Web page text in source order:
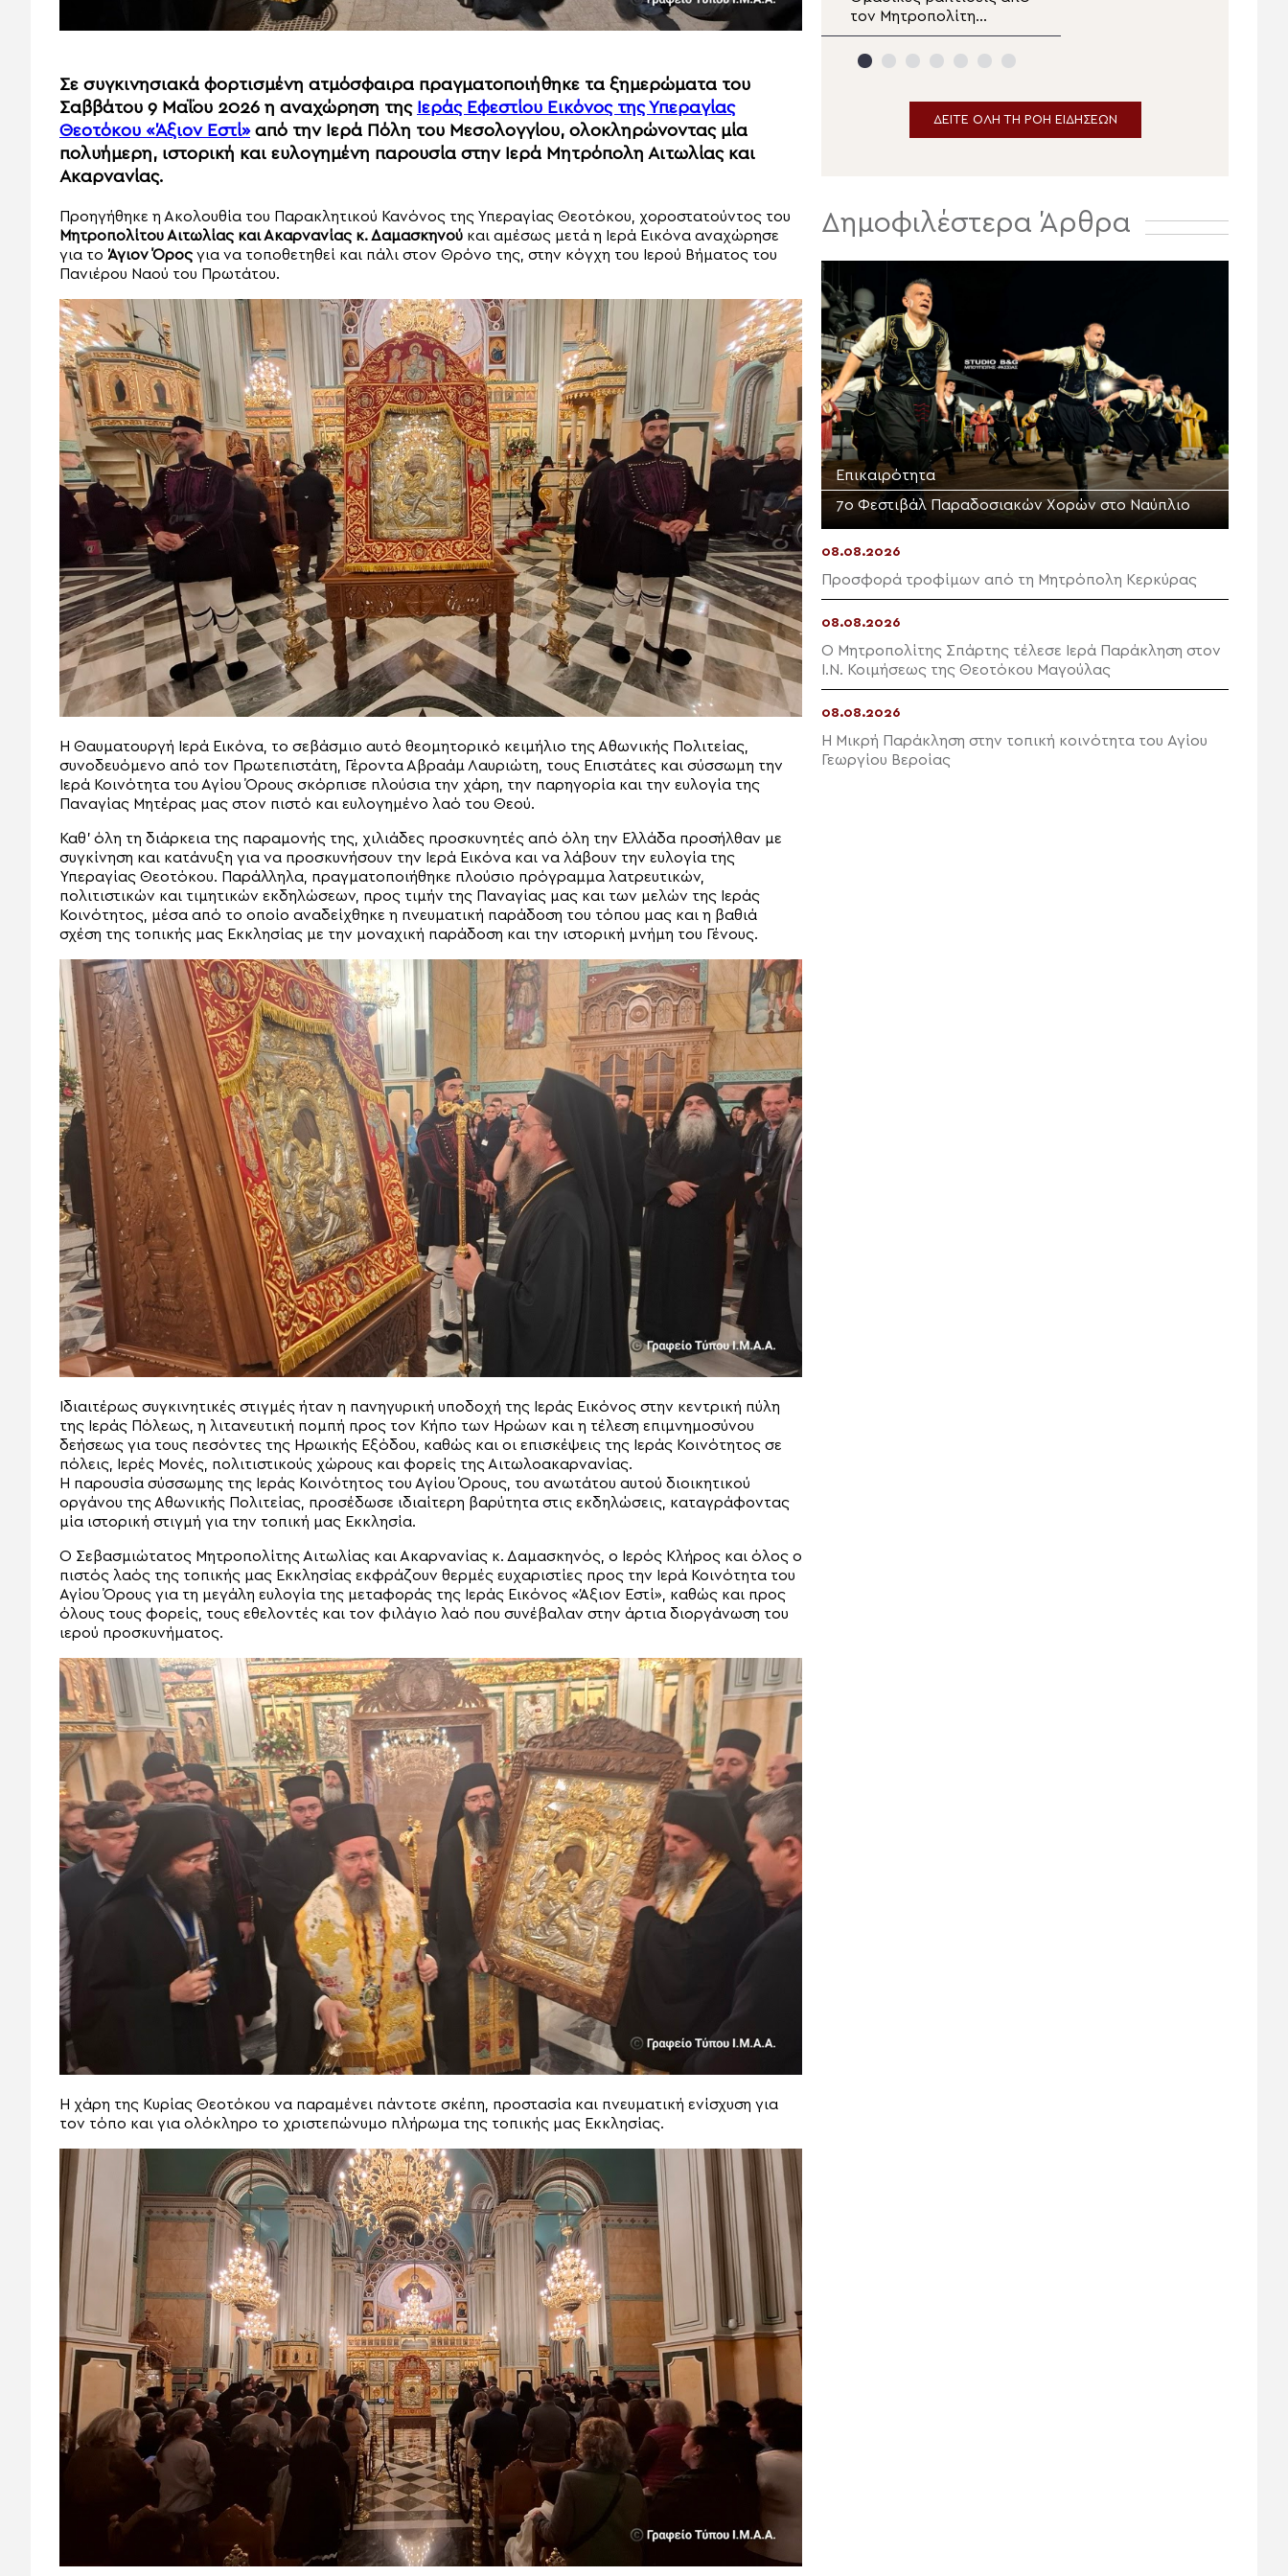
Σε συγκινησιακά φορτισμένη ατμόσφαιρα πραγματοποιήθηκε τα ξημερώματα του
Σαββάτου 9 Μαΐου 2026 η αναχώρηση της Ιεράς Εφεστίου Εικόνος της Υπεραγίας
Θεοτόκου «Άξιον Εστί»από την Ιερά Πόλη του Μεσολογγίου, ολοκληρώνοντας μία
πολυήμερη, ιστορική και ευλογημένη παρουσία στην Ιερά Μητρόπολη Αιτωλίας και
Ακαρνανίας.
Προηγήθηκε η Ακολουθία του Παρακλητικού Κανόνος της Υπεραγίας Θεοτόκου, χοροστατούντος του
Μητροπολίτου Αιτωλίας και Ακαρνανίας κ. Δαμασκηνού και αμέσως μετά η Ιερά Εικόνα αναχώρησε
για το Άγιον Όρος για να τοποθετηθεί και πάλι στον Θρόνο της, στην κόγχη του Ιερού Βήματος του
Πανιέρου Ναού του Πρωτάτου.
Η Θαυματουργή Ιερά Εικόνα, το σεβάσμιο αυτό θεομητορικό κειμήλιο της Αθωνικής Πολιτείας,
συνοδευόμενο από τον Πρωτεπιστάτη, Γέροντα Αβραάμ Λαυριώτη, τους Επιστάτες και σύσσωμη την
Ιερά Κοινότητα του Αγίου Όρους σκόρπισε πλούσια την χάρη, την παρηγορία και την ευλογία της
Παναγίας Μητέρας μας στον πιστό και ευλογημένο λαό του Θεού.
Καθ’ όλη τη διάρκεια της παραμονής της, χιλιάδες προσκυνητές από όλη την Ελλάδα προσήλθαν με
συγκίνηση και κατάνυξη για να προσκυνήσουν την Ιερά Εικόνα και να λάβουν την ευλογία της
Υπεραγίας Θεοτόκου. Παράλληλα, πραγματοποιήθηκε πλούσιο πρόγραμμα λατρευτικών,
πολιτιστικών και τιμητικών εκδηλώσεων, προς τιμήν της Παναγίας μας και των μελών της Ιεράς
Κοινότητος, μέσα από το οποίο αναδείχθηκε η πνευματική παράδοση του τόπου μας και η βαθιά
σχέση της τοπικής μας Εκκλησίας με την μοναχική παράδοση και την ιστορική μνήμη του Γένους.
Ιδιαιτέρως συγκινητικές στιγμές ήταν η πανηγυρική υποδοχή της Ιεράς Εικόνος στην κεντρική πύλη
της Ιεράς Πόλεως, η λιτανευτική πομπή προς τον Κήπο των Ηρώων και η τέλεση επιμνημοσύνου
δεήσεως για τους πεσόντες της Ηρωικής Εξόδου, καθώς και οι επισκέψεις της Ιεράς Κοινότητος σε
πόλεις, Ιερές Μονές, πολιτιστικούς χώρους και φορείς της Αιτωλοακαρνανίας.
Η παρουσία σύσσωμης της Ιεράς Κοινότητος του Αγίου Όρους, του ανωτάτου αυτού διοικητικού
οργάνου της Αθωνικής Πολιτείας, προσέδωσε ιδιαίτερη βαρύτητα στις εκδηλώσεις, καταγράφοντας
μία ιστορική στιγμή για την τοπική μας Εκκλησία.
Ο Σεβασμιώτατος Μητροπολίτης Αιτωλίας και Ακαρνανίας κ. Δαμασκηνός, ο Ιερός Κλήρος και όλος ο
πιστός λαός της τοπικής μας Εκκλησίας εκφράζουν θερμές ευχαριστίες προς την Ιερά Κοινότητα του
Αγίου Όρους για τη μεγάλη ευλογία της μεταφοράς της Ιεράς Εικόνος «Άξιον Εστί», καθώς και προς
όλους τους φορείς, τους εθελοντές και τον φιλάγιο λαό που συνέβαλαν στην άρτια διοργάνωση του
ιερού προσκυνήματος.
Η χάρη της Κυρίας Θεοτόκου να παραμένει πάντοτε σκέπη, προστασία και πνευματική ενίσχυση για
τον τόπο και για ολόκληρο το χριστεπώνυμο πλήρωμα της τοπικής μας Εκκλησίας.
Φιλίππους Μονοφατσίου
Μεταμορφώσεως του
Σωτήρος στην Ιερά
τον Μητροπολίτη
Αρούσας στη Σινγκίντα
την εορτή της
ΔΕΙΤΕ ΟΛΗ ΤΗ ΡΟΗ ΕΙΔΗΣΕΩΝ
Δημοφιλέστερα Άρθρα
Επικαιρότητα
7ο Φεστιβάλ Παραδοσιακών Χορών στο Ναύπλιο
08.08.2026
Προσφορά τροφίμων από τη Μητρόπολη Κερκύρας
08.08.2026
Ο Μητροπολίτης Σπάρτης τέλεσε Ιερά Παράκληση στον
Ι.Ν. Κοιμήσεως της Θεοτόκου Μαγούλας
08.08.2026
Η Μικρή Παράκληση στην τοπική κοινότητα του Αγίου
Γεωργίου Βεροίας